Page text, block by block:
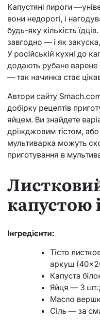
Капустяні пироги
вони недорогі, і
будь-яку кількість
завгодно — і як
У російській кухні до
додають рубане варене
— так начинка стає
Автори сайту
добірку рецептів
яйцем. Ви знайдете
дріжджовим тістом, або
мультиварка можуть
приготування в
капустою
Інгредієнти:
Тісто
аркуш
Капуста
Яйця — 3 шт.;
Масло
Сіль — за